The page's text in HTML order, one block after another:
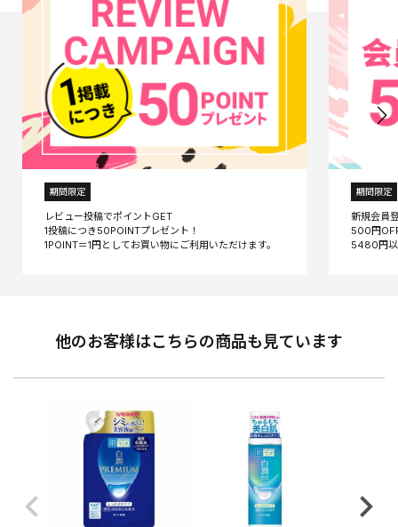
期間限定
レビュー投稿でポイントGET
1投稿につき50POINTプレゼント！
期間限定
新規会員
500円
他のお客様はこちらの商品も見ています